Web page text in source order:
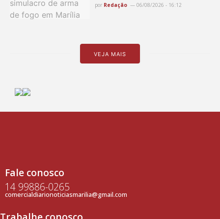
por Redação 06/08/2026 - 16:12
VEJA MAIS
Fale conosco
14 99886-0265
comercialdiarionoticiasmarilia@gmail.com